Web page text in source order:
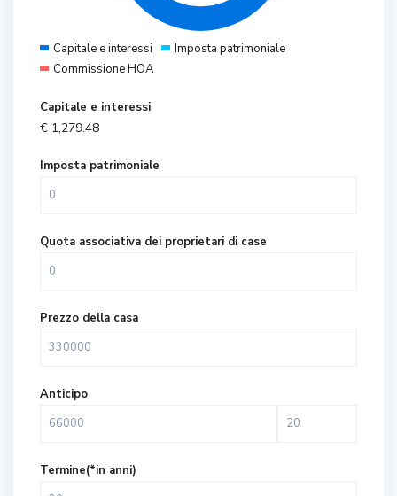
Capitale e interessi
Imposta patrimoniale
Commissione HOA
Capitale e interessi
€ 1,279.48
Imposta patrimoniale
Quota associativa dei proprietari di case
Prezzo della casa
Anticipo
Termine(*in anni)